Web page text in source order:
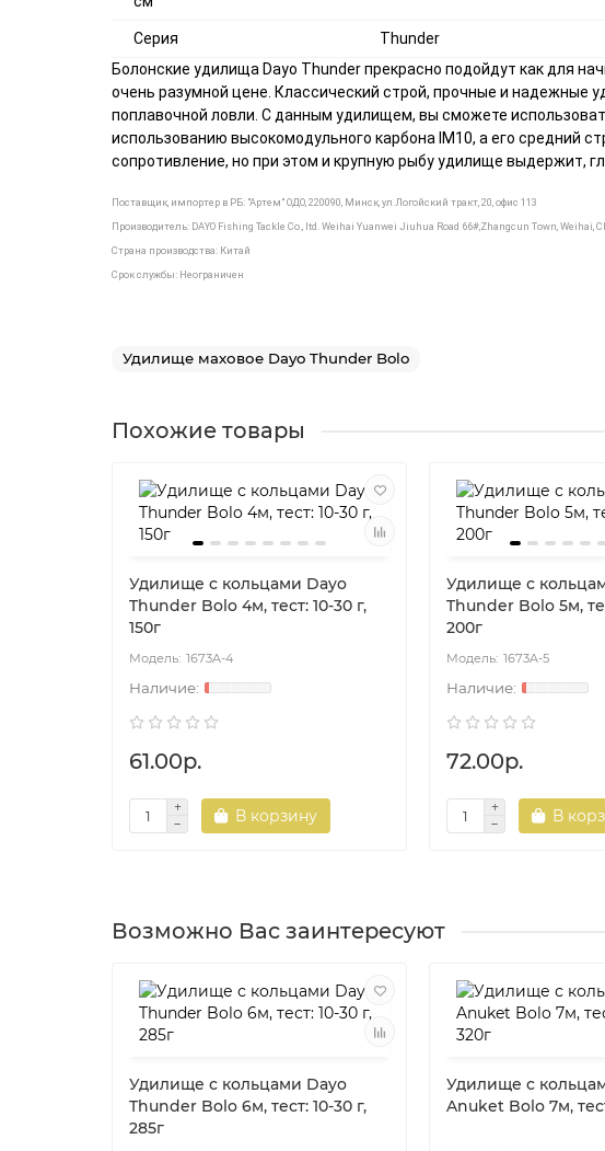
Серия
Thunder
Болонские удилища Dayo Thunder прекрасно подойдут как для
очень разумной цене. Классический строй, прочные и надежные
поплавочной ловли. С данным удилищем, вы сможете
использованию высокомодульного карбона IM10, а его средний
сопротивление, но при этом и крупную рыбу удилище выдержит,
Поставщик, импортер в РБ: "Артем" ОДО, 220090, Минск, ул.Логойский тракт, 20, офис 113
Производитель: DAYO Fishing Tackle Co., ltd. Weihai Yuanwei Jiuhua Road 66#,Zhangcun Town, Weihai,
Страна производства: Китай
Срок службы: Неограничен
Удилище маховое Dayo Thunder Bolo
Похожие товары
Удилище с кольцами Dayo
Thunder Bolo 4м, тест: 10-30 г,
150г
1673A-4
61.00р.
В корзину
Удилище с
Thunder Bolo 5м,
200г
1673A-5
72.00р.
В
Возможно Вас заинтересуют
Удилище с кольцами Dayo
Thunder Bolo 6м, тест: 10-30 г,
285г
Удилище с
Anuket Bolo 7м,